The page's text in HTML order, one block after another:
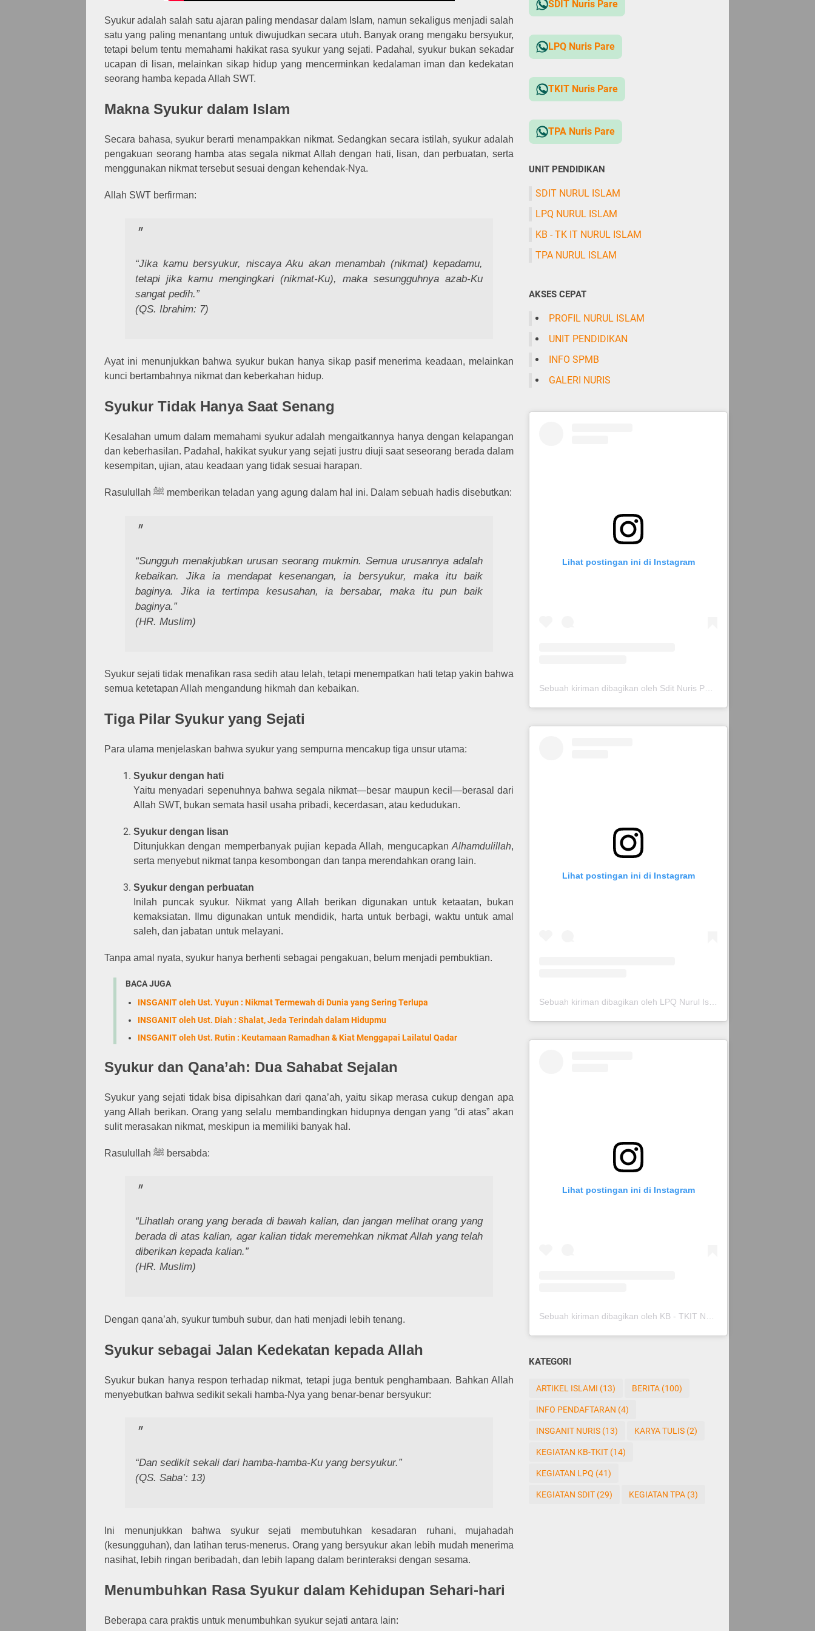
Syukur adalah salah satu ajaran paling mendasar dalam Islam, namun sekaligus menjadi salah
satu yang paling menantang untuk diwujudkan secara utuh. Banyak orang mengaku bersyukur,
tetapi belum tentu memahami hakikat rasa syukur yang sejati. Padahal, syukur bukan sekadar
ucapan di lisan, melainkan sikap hidup yang mencerminkan kedalaman iman dan kedekatan
seorang hamba kepada Allah SWT.
Makna Syukur dalam Islam
Secara bahasa, syukur berarti menampakkan nikmat. Sedangkan secara istilah, syukur adalah
pengakuan seorang hamba atas segala nikmat Allah dengan hati, lisan, dan perbuatan, serta
menggunakan nikmat tersebut sesuai dengan kehendak-Nya.
Allah SWT berfirman:
“Jika kamu bersyukur, niscaya Aku akan menambah (nikmat) kepadamu,
tetapi jika kamu mengingkari (nikmat-Ku), maka sesungguhnya azab-Ku
sangat pedih.”
(QS. Ibrahim: 7)
Ayat ini menunjukkan bahwa syukur bukan hanya sikap pasif menerima keadaan, melainkan
kunci bertambahnya nikmat dan keberkahan hidup.
Syukur Tidak Hanya Saat Senang
Kesalahan umum dalam memahami syukur adalah mengaitkannya hanya dengan kelapangan
dan keberhasilan. Padahal, hakikat syukur yang sejati justru diuji saat seseorang berada dalam
kesempitan, ujian, atau keadaan yang tidak sesuai harapan.
Rasulullah ﷺ memberikan teladan yang agung dalam hal ini. Dalam sebuah hadis disebutkan:
“Sungguh menakjubkan urusan seorang mukmin. Semua urusannya adalah
kebaikan. Jika ia mendapat kesenangan, ia bersyukur, maka itu baik
baginya. Jika ia tertimpa kesusahan, ia bersabar, maka itu pun baik
baginya.”
(HR. Muslim)
Syukur sejati tidak menafikan rasa sedih atau lelah, tetapi menempatkan hati tetap yakin bahwa
semua ketetapan Allah mengandung hikmah dan kebaikan.
Tiga Pilar Syukur yang Sejati
Para ulama menjelaskan bahwa syukur yang sempurna mencakup tiga unsur utama:
Syukur dengan hati
Yaitu menyadari sepenuhnya bahwa segala nikmat—besar maupun kecil—berasal dari
Allah SWT, bukan semata hasil usaha pribadi, kecerdasan, atau kedudukan.
Syukur dengan lisan
Ditunjukkan dengan memperbanyak pujian kepada Allah, mengucapkan Alhamdulillah,
serta menyebut nikmat tanpa kesombongan dan tanpa merendahkan orang lain.
Syukur dengan perbuatan
Inilah puncak syukur. Nikmat yang Allah berikan digunakan untuk ketaatan, bukan
kemaksiatan. Ilmu digunakan untuk mendidik, harta untuk berbagi, waktu untuk amal
saleh, dan jabatan untuk melayani.
Tanpa amal nyata, syukur hanya berhenti sebagai pengakuan, belum menjadi pembuktian.
BACA JUGA
INSGANIT oleh Ust. Yuyun : Nikmat Termewah di Dunia yang Sering Terlupa
INSGANIT oleh Ust. Diah : Shalat, Jeda Terindah dalam Hidupmu
INSGANIT oleh Ust. Rutin : Keutamaan Ramadhan & Kiat Menggapai Lailatul Qadar
Syukur dan Qana’ah: Dua Sahabat Sejalan
Syukur yang sejati tidak bisa dipisahkan dari qana’ah, yaitu sikap merasa cukup dengan apa
yang Allah berikan. Orang yang selalu membandingkan hidupnya dengan yang “di atas” akan
sulit merasakan nikmat, meskipun ia memiliki banyak hal.
Rasulullah ﷺ bersabda:
“Lihatlah orang yang berada di bawah kalian, dan jangan melihat orang yang
berada di atas kalian, agar kalian tidak meremehkan nikmat Allah yang telah
diberikan kepada kalian.”
(HR. Muslim)
Dengan qana’ah, syukur tumbuh subur, dan hati menjadi lebih tenang.
Syukur sebagai Jalan Kedekatan kepada Allah
Syukur bukan hanya respon terhadap nikmat, tetapi juga bentuk penghambaan. Bahkan Allah
menyebutkan bahwa sedikit sekali hamba-Nya yang benar-benar bersyukur:
“Dan sedikit sekali dari hamba-hamba-Ku yang bersyukur.”
(QS. Saba’: 13)
Ini menunjukkan bahwa syukur sejati membutuhkan kesadaran ruhani, mujahadah
(kesungguhan), dan latihan terus-menerus. Orang yang bersyukur akan lebih mudah menerima
nasihat, lebih ringan beribadah, dan lebih lapang dalam berinteraksi dengan sesama.
Menumbuhkan Rasa Syukur dalam Kehidupan Sehari-hari
Beberapa cara praktis untuk menumbuhkan syukur sejati antara lain:
SDIT Nuris Pare
LPQ Nuris Pare
TKIT Nuris Pare
TPA Nuris Pare
UNIT PENDIDIKAN
SDIT NURUL ISLAM
LPQ NURUL ISLAM
KB - TK IT NURUL ISLAM
TPA NURUL ISLAM
AKSES CEPAT
PROFIL NURUL ISLAM
UNIT PENDIDIKAN
INFO SPMB
GALERI NURIS
Lihat postingan ini di Instagram
Lihat postingan ini di Instagram
Sebuah kiriman dibagikan oleh LPQ Nurul Islam (@lpqnurispare)
Lihat postingan ini di Instagram
KATEGORI
ARTIKEL ISLAMI (13) BERITA (100)
INFO PENDAFTARAN (4)
INSGANIT NURIS (13) KARYA TULIS (2)
KEGIATAN KB-TKIT (14)
KEGIATAN LPQ (41)
KEGIATAN SDIT (29) KEGIATAN TPA (3)